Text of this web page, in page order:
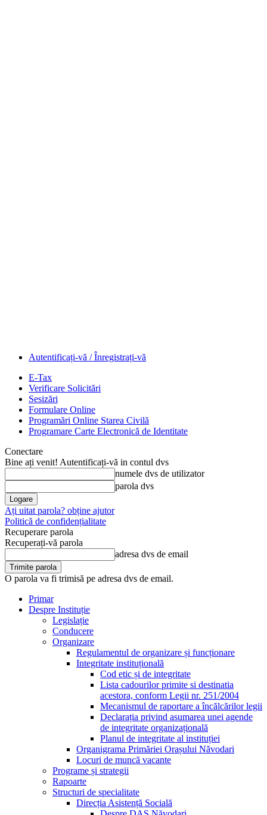
Autentificați-vă / Înregistrați-vă
E-Tax
Verificare Solicitări
Sesizări
Formulare Online
Programări Online Starea Civilă
Programare Carte Electronică de Identitate
Conectare
Bine ați venit! Autentificați-vă in contul dvs
numele dvs de utilizator
parola dvs
Ați uitat parola? obține ajutor
Politică de confidențialitate
Recuperare parola
Recuperați-vă parola
adresa dvs de email
O parola va fi trimisă pe adresa dvs de email.
Primar
Despre Instituție
Legislație
Conducere
Organizare
Regulamentul de organizare și funcționare
Integritate instituțională
Cod etic și de integritate
Lista cadourilor primite si destinatia
acestora, conform Legii nr. 251/2004
Mecanismul de raportare a încălcărilor legii
Declarația privind asumarea unei agende
de integritate organizațională
Planul de integritate al instituției
Organigrama Primăriei Orașului Năvodari
Locuri de muncă vacante
Programe și strategii
Rapoarte
Structuri de specialitate
Direcția Asistență Socială